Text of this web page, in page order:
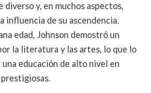
y, en muchos aspectos,
influencia de su ascendencia.
edad, Johnson demostró un
la literatura y las artes, lo que lo
educación de alto nivel en